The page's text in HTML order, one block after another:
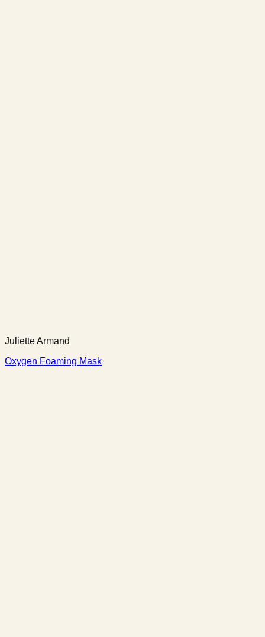
Juliette Armand
Oxygen Foaming Mask